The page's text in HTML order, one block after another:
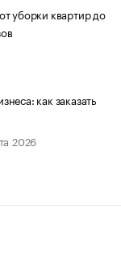
уборки квартир до
как заказать
2026